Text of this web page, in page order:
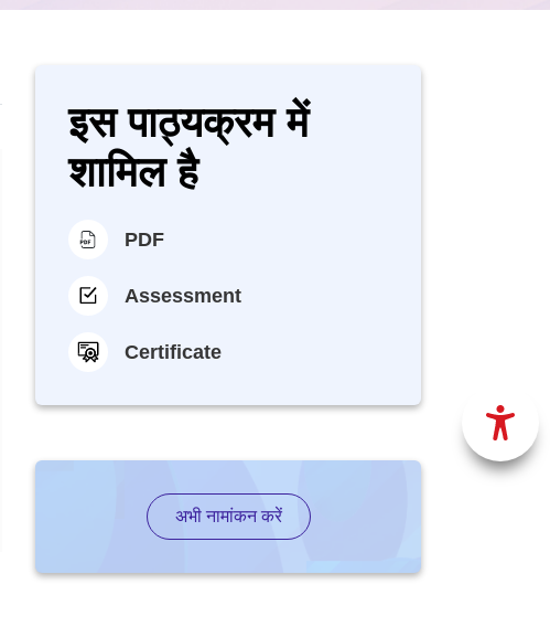
इस पाठ्यक्रम में
शामिल है
PDF
Assessment
Certificate
अभी नामांकन करें